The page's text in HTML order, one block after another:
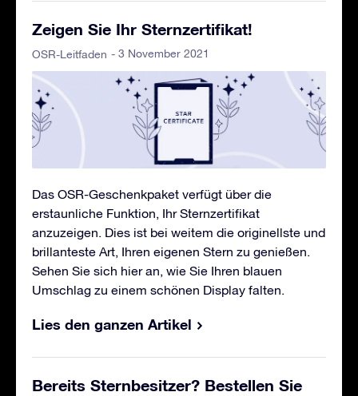
Zeigen Sie Ihr Sternzertifikat!
OSR-Leitfaden - 3 November 2021
Das OSR-Geschenkpaket verfügt über die
erstaunliche Funktion, Ihr Sternzertifikat
anzuzeigen. Dies ist bei weitem die originellste und
brillanteste Art, Ihren eigenen Stern zu genießen.
Sehen Sie sich hier an, wie Sie Ihren blauen
Umschlag zu einem schönen Display falten.
Lies den ganzen Artikel
Bereits Sternbesitzer? Bestellen Sie